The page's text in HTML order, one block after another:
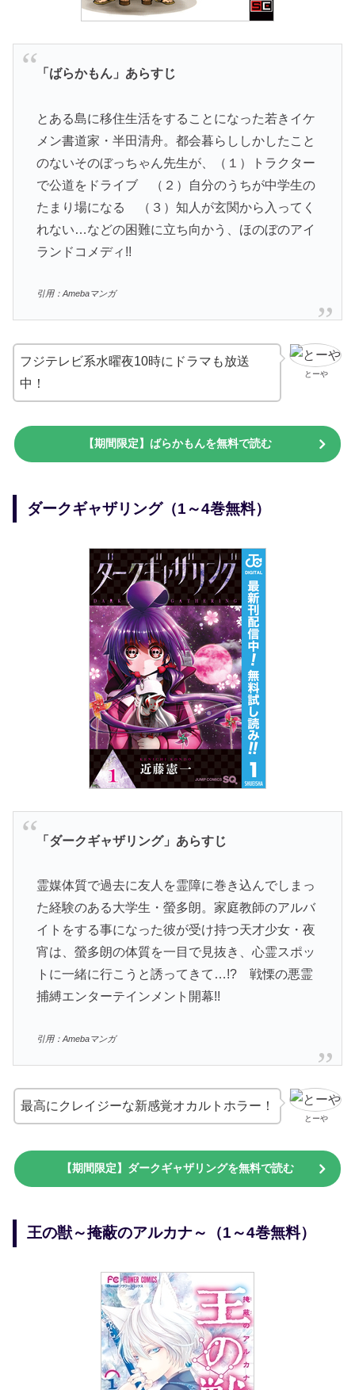
「 ばらかもん」あらすじ
とある島に移住生活をすることになった若きイケ
メン書道家・半田清舟。都会暮らししかしたこと
のないそのぼっちゃん先生が、（１）トラクター
で公道をドライブ （２）自分のうちが中学生の
たまり場になる （３）知人が玄関から入ってく
れない…などの困難に立ち向かう、ほのぼのアイ
ランドコメディ!!
引用：Amebaマンガ
とーや
フジテレビ系水曜夜10時にドラマも放送
中！
【期間限定】ばらかもんを無料で読む
ダークギャザリング（1～4巻無料）
「 ダークギャザリング」あらすじ
霊媒体質で過去に友人を霊障に巻き込んでしまっ
た経験のある大学生・螢多朗。家庭教師のアルバ
イトをする事になった彼が受け持つ天才少女・夜
宵は、螢多朗の体質を一目で見抜き、心霊スポッ
トに一緒に行こうと誘ってきて…!? 戦慄の悪霊
捕縛エンターテインメント開幕!!
引用：Amebaマンガ
とーや
最高にクレイジーな新感覚オカルトホラー！
【期間限定】ダークギャザリングを無料で読む
王の獣～掩蔽のアルカナ～（1～4巻無料）